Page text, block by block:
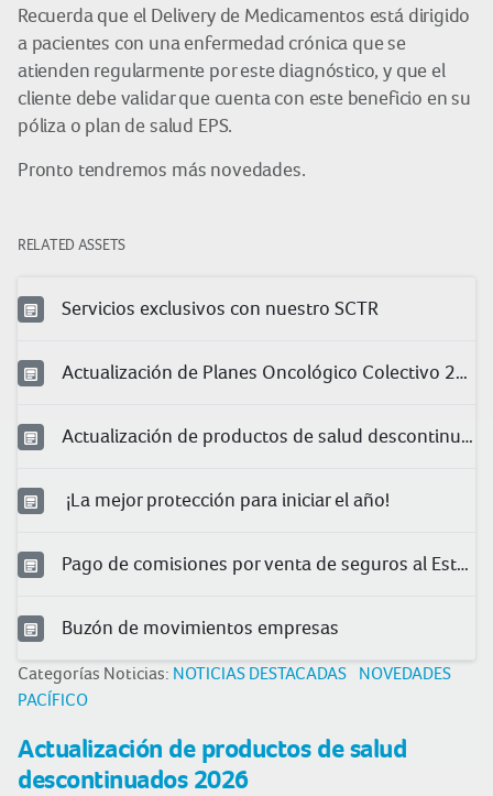
Recuerda que el Delivery de Medicamentos está dirigido
a pacientes con una enfermedad crónica que se
atienden regularmente por este diagnóstico, y que el
cliente debe validar que cuenta con este beneficio en su
póliza o plan de salud EPS.
Pronto tendremos más novedades.
RELATED ASSETS
Servicios exclusivos con nuestro SCTR
Actualización de Planes Oncológico Colectivo 2025
Actualización de productos de salud descontinuados 2026
¡La mejor protección para iniciar el año!
Pago de comisiones por venta de seguros al Estado
Buzón de movimientos empresas
Categorías Noticias: NOTICIAS DESTACADAS
NOVEDADES
PACÍFICO
Actualización de productos de salud
descontinuados 2026